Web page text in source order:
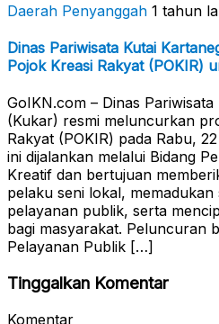
Daerah Penyanggah 1 tahun
Dinas Pariwisata Kutai
Pojok Kreasi Rakyat (POKIR)
GoIKN.com – Dinas
(Kukar) resmi meluncurkan
Rakyat (POKIR) pada Rabu,
ini dijalankan melalui Bidang
Kreatif dan bertujuan
pelaku seni lokal,
pelayanan publik, serta
bagi masyarakat. Peluncuran
Pelayanan Publik […]
Tinggalkan Komentar
Komentar